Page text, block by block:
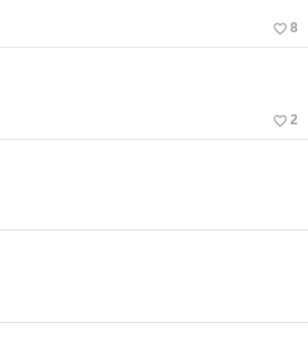
favorite_border 8
favorite_border 2